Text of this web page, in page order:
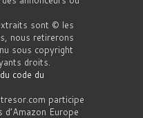
sont © les
nous retirerons
sous copyright
droits.
code du
participe
Europe